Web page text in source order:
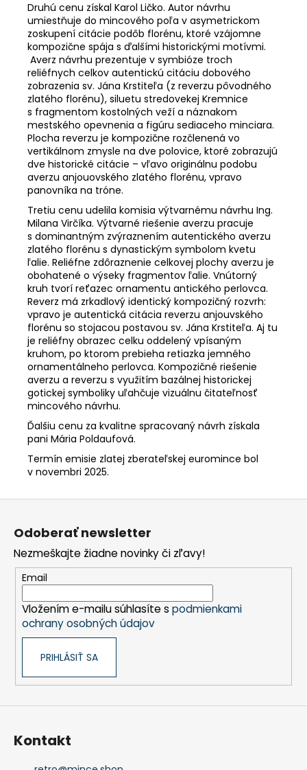
Druhú cenu získal Karol Ličko. Autor návrhu
umiestňuje do mincového poľa v asymetrickom
zoskupení citácie podôb florénu, ktoré vzájomne
kompozične spája s ďalšími historickými motívmi.
Averz návrhu prezentuje v symbióze troch
reliéfnych celkov autentickú citáciu dobového
zobrazenia sv. Jána Krstiteľa (z reverzu pôvodného
zlatého florénu), siluetu stredovekej Kremnice
s fragmentom kostolných veží a náznakom
mestského opevnenia a figúru sediaceho minciara.
Plocha reverzu je kompozične rozčlenená vo
vertikálnom zmysle na dve polovice, ktoré zobrazujú
dve historické citácie – vľavo originálnu podobu
averzu anjouovského zlatého florénu, vpravo
panovníka na tróne.
Tretiu cenu udelila komisia výtvarnému návrhu Ing.
Milana Virčíka. Výtvarné riešenie averzu pracuje
s dominantným zvýraznením autentického averzu
zlatého florénu s dynastickým symbolom kvetu
ľalie. Reliéfne zdôraznenie celkovej plochy averzu je
obohatené o výseky fragmentov ľalie. Vnútorný
kruh tvorí reťazec ornamentu antického perlovca.
Reverz má zrkadlový identický kompozičný rozvrh:
vpravo je autentická citácia reverzu anjouvského
florénu so stojacou postavou sv. Jána Krstiteľa. Aj tu
je reliéfny obrazec celku oddelený vpísaným
kruhom, po ktorom prebieha retiazka jemného
ornamentálneho perlovca. Kompozičné riešenie
averzu a reverzu s využitím bazálnej historickej
gotickej symboliky uľahčuje vizuálnu čitateľnosť
mincového návrhu.
Ďalšiu cenu za kvalitne spracovaný návrh získala
pani Mária Poldaufová.
Termín emisie zlatej zberateľskej euromince bol
v novembri 2025.
Odoberať newsletter
Nezmeškajte žiadne novinky či zľavy!
Email
Vložením e-mailu súhlasíte s podmienkami
ochrany osobných údajov
PRIHLÁSIŤ SA
Kontakt